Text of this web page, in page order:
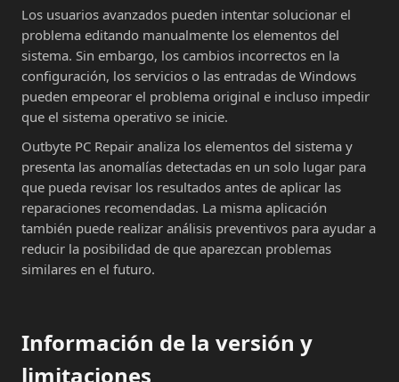
Los usuarios avanzados pueden intentar solucionar el
problema editando manualmente los elementos del
sistema. Sin embargo, los cambios incorrectos en la
configuración, los servicios o las entradas de Windows
pueden empeorar el problema original e incluso impedir
que el sistema operativo se inicie.
Outbyte PC Repair analiza los elementos del sistema y
presenta las anomalías detectadas en un solo lugar para
que pueda revisar los resultados antes de aplicar las
reparaciones recomendadas. La misma aplicación
también puede realizar análisis preventivos para ayudar a
reducir la posibilidad de que aparezcan problemas
similares en el futuro.
Información de la versión y
limitaciones